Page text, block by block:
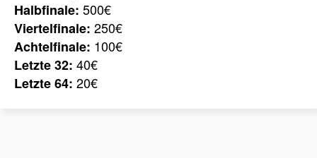
Halbfinale: 500€
Viertelfinale: 250€
Achtelfinale: 100€
Letzte 32: 40€
Letzte 64: 20€